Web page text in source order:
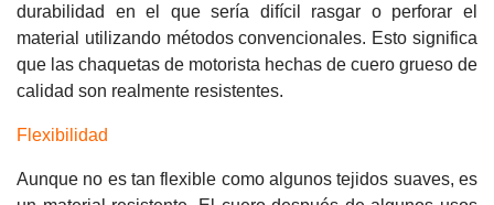
durabilidad en el que sería difícil rasgar o perforar el
material utilizando métodos convencionales. Esto significa
que las chaquetas de motorista hechas de cuero grueso de
calidad son realmente resistentes.
Flexibilidad
Aunque no es tan flexible como algunos tejidos suaves, es